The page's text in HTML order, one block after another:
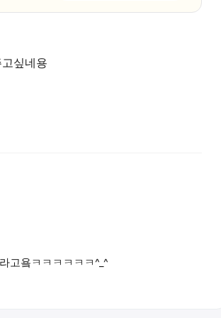
싶네용
고욬ㅋㅋㅋㅋㅋㅋ^_^